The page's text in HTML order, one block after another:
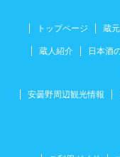
トップページ 蔵
蔵人紹介 日本酒
安曇野周辺観光情報